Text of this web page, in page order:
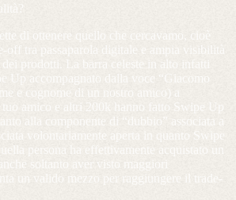
di ottenere quello che cercavamo, cioè
off tra passaparola digitale e ampia visibilità
prodotti. La barra celeste in alto infatti
Up accompagnato dalla voce “Giacomo
e cognome di un nostro amico) a
amico e altri 200k hanno fatto Swipe Up
alla componente di “dubbio” associata a
volontariamente aperta in quanto Swipe
persona ha effettivamente acquistato un
soltanto aver visto maggiori
un valido mezzo per raggiungere il trade-